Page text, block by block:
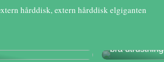
hårddisk, extern hårddisk elgiganten
bra utrustning